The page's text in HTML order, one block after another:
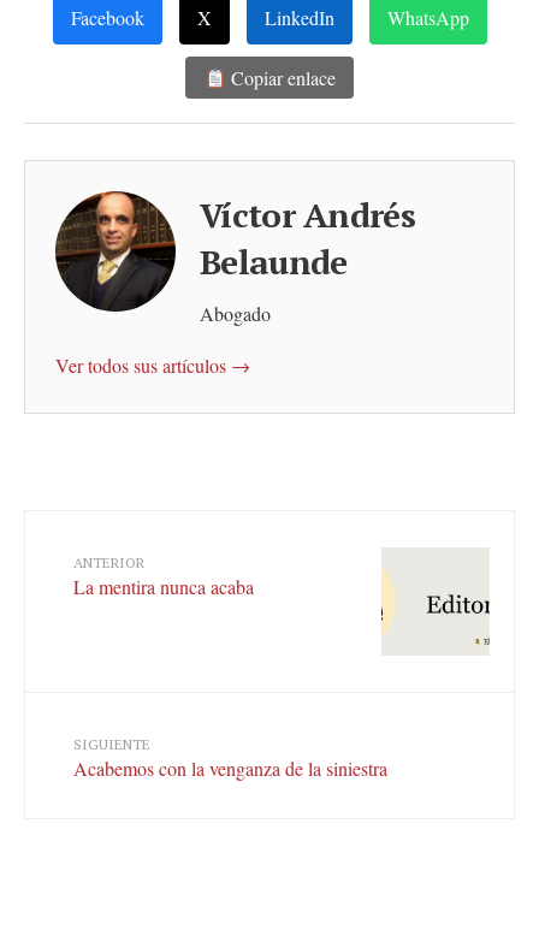
Facebook X LinkedIn WhatsApp
Copiar enlace
Víctor Andrés
Belaunde
Abogado
Ver todos sus artículos →
ANTERIOR
La mentira nunca acaba
SIGUIENTE
Acabemos con la venganza de la siniestra